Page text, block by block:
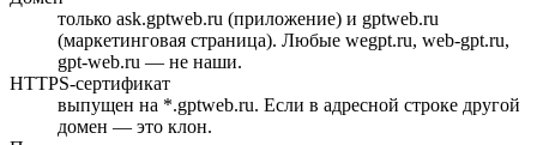
только ask.gptweb.ru (приложение) и gptweb.ru
(маркетинговая страница). Любые wegpt.ru, web-gpt.ru,
gpt-web.ru — не наши.
HTTPS-сертификат
выпущен на *.gptweb.ru. Если в адресной строке другой
домен — это клон.